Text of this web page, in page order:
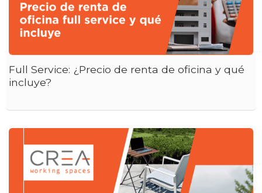
Full Service: ¿Precio de renta de oficina y qué
incluye?